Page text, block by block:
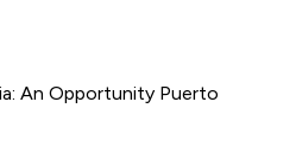
An Opportunity Puerto